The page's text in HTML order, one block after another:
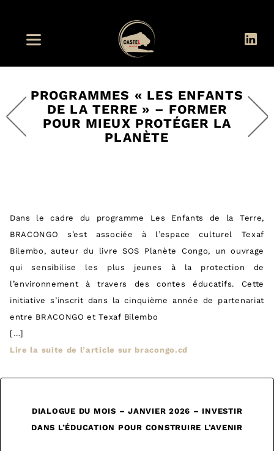
PROGRAMMES « LES ENFANTS
DE LA TERRE » – FORMER
POUR MIEUX PROTÉGER LA
PLANÈTE
Dans le cadre du programme Les Enfants de la Terre,
BRACONGO s’est associée à l’espace culturel Texaf
Bilembo, auteur du livre SOS Planète Congo, un ouvrage
qui sensibilise les plus jeunes à la protection de
l’environnement à travers des contes éducatifs. Cette
initiative s’inscrit dans la cinquième année de partenariat
entre BRACONGO et Texaf Bilembo
[…]
Lire la suite de l’article sur bracongo.cd
DIALOGUE DU MOIS – JANVIER 2026 – INVESTIR
DANS L’ÉDUCATION POUR CONSTRUIRE L’AVENIR